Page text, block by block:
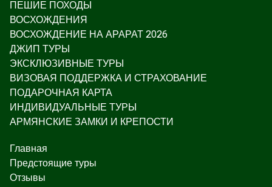
ПЕШИЕ ПОХОДЫ
ВОСХОЖДЕНИЯ
ВОСХОЖДЕНИЕ НА АРАРАТ 2026
ДЖИП ТУРЫ
ЭКСКЛЮЗИВНЫЕ ТУРЫ
ВИЗОВАЯ ПОДДЕРЖКА И СТРАХОВАНИЕ
ПОДАРОЧНАЯ КАРТА
ИНДИВИДУАЛЬНЫЕ ТУРЫ
АРМЯНСКИЕ ЗАМКИ И КРЕПОСТИ
Главная
Предстоящие туры
Отзывы